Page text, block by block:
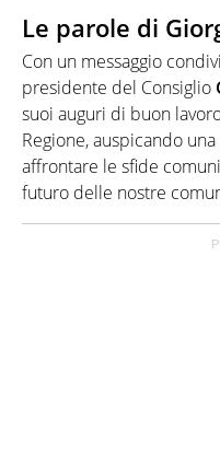
Le parole di
Con un messaggio
presidente del Consiglio
suoi auguri di buon
Regione, auspicando
affrontare le sfide
futuro delle nostre